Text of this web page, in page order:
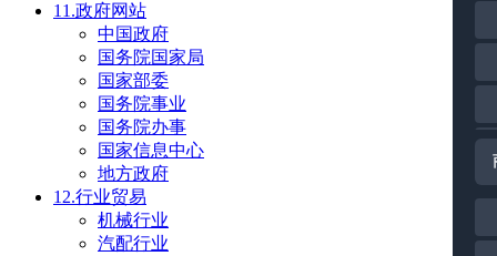
11.政府网站
中国政府
国务院国家局
国家部委
国务院事业
国务院办事
国家信息中心
地方政府
12.行业贸易
机械行业
汽配行业